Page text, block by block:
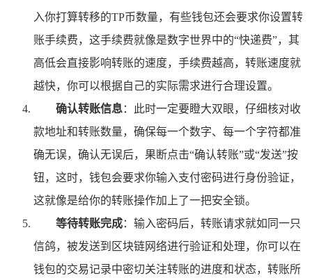
入你打算转移的TP币数量，有些钱包还会要求你设置转
账手续费，这手续费就像是数字世界中的“快递费”，其
高低会直接影响转账的速度，手续费越高，转账速度就
越快，你可以根据自己的实际需求进行合理设置。
确认转账信息：此时一定要瞪大双眼，仔细核对收
款地址和转账数量，确保每一个数字、每一个字符都准
确无误，确认无误后，果断点击“确认转账”或“发送”按
钮，这时，钱包会要求你输入支付密码进行身份验证，
这就像是给你的转账操作加上了一把安全锁。
等待转账完成：输入密码后，转账请求就如同一只
信鸽，被发送到区块链网络进行验证和处理，你可以在
钱包的交易记录中密切关注转账的进度和状态，转账所